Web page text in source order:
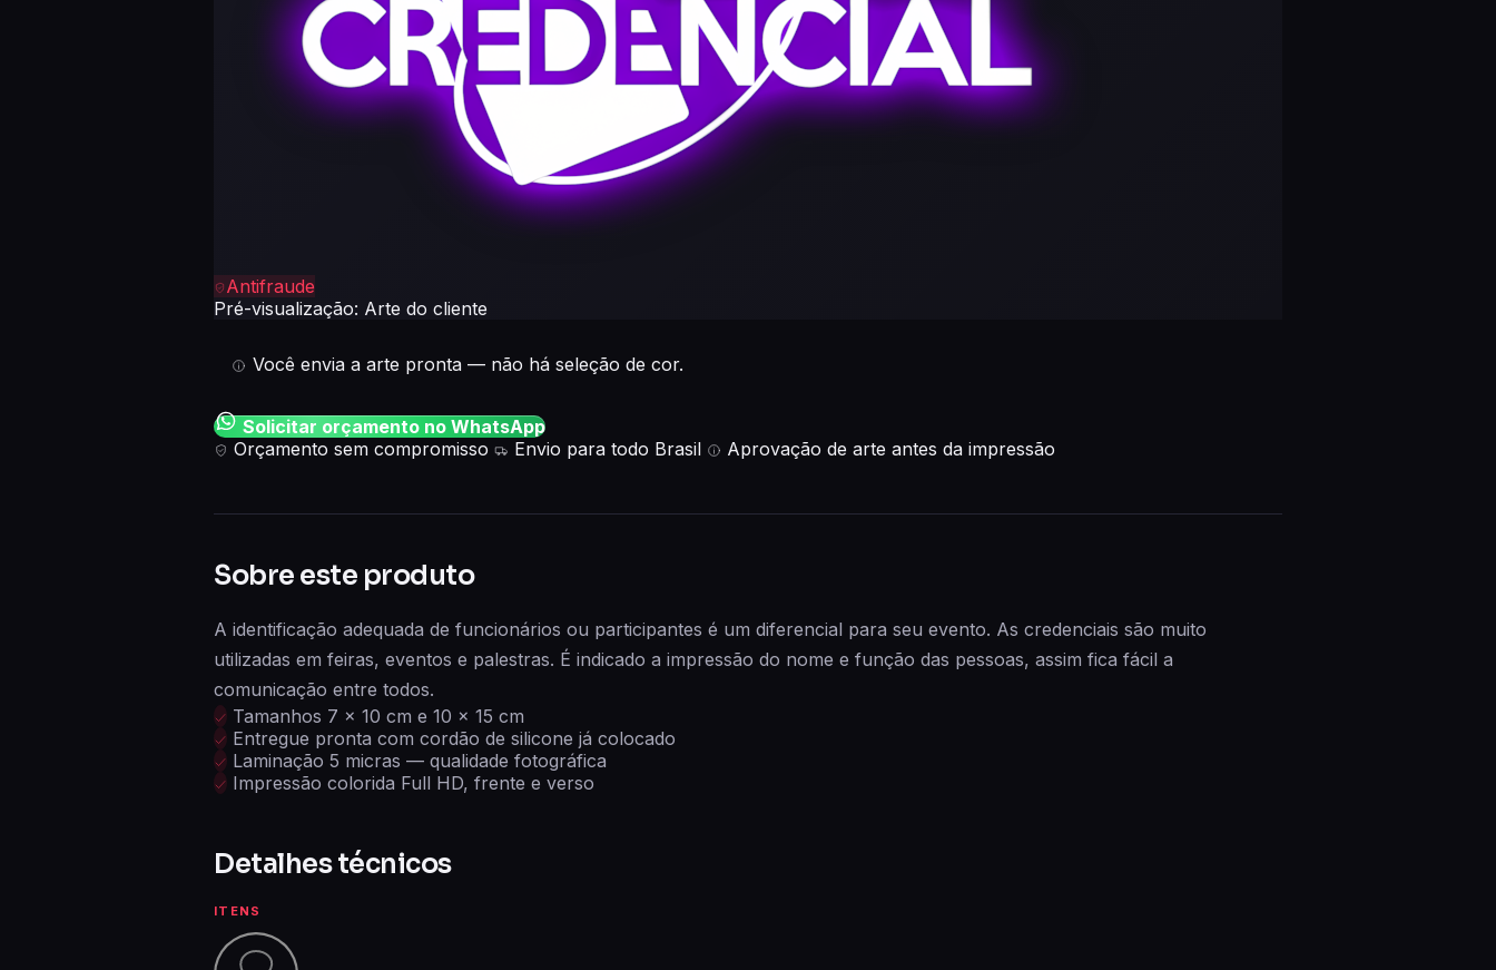
adicionada
em breve
Antifraude
Pré-visualização: Arte do cliente
Você envia a arte pronta — não há seleção de cor.
Solicitar orçamento no WhatsApp
Orçamento sem compromisso
Envio para todo Brasil Aprovação de arte antes da impressão
Sobre este produto
A identificação adequada de funcionários ou participantes é um diferencial para seu evento. As credenciais são muito
utilizadas em feiras, eventos e palestras. É indicado a impressão do nome e função das pessoas, assim fica fácil a
comunicação entre todos.
Tamanhos 7 × 10 cm e 10 × 15 cm
Entregue pronta com cordão de silicone já colocado
Laminação 5 micras — qualidade fotográfica
Impressão colorida Full HD, frente e verso
Detalhes técnicos
ITENS